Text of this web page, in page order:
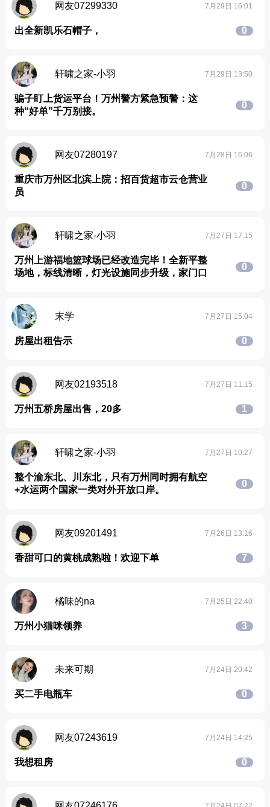
网友07299330 7月29日 16:01
出全新凯乐石帽子， 0
轩啸之家-小羽 7月29日 13:50
骗子盯上货运平台！万州警方紧急预警：这
种“好单”千万别接。
0
网友07280197 7月28日 16:06
重庆市万州区北滨上院：招百货超市云仓营业
员
0
轩啸之家-小羽 7月27日 17:15
万州上游福地篮球场已经改造完毕！全新平整
场地，标线清晰，灯光设施同步升级，家门口
0
末学 7月27日 15:04
房屋出租告示 0
网友02193518 7月27日 11:15
万州五桥房屋出售，20多 1
轩啸之家-小羽 7月27日 10:27
整个渝东北、川东北，只有万州同时拥有航空
+水运两个国家一类对外开放口岸。
0
网友09201491 7月26日 13:16
香甜可口的黄桃成熟啦！欢迎下单 7
橘味的na 7月25日 22:40
万州小猫咪领养 3
未来可期 7月24日 20:42
买二手电瓶车 0
网友07243619 7月24日 14:25
我想租房 0